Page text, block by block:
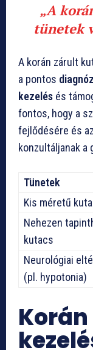
„A
tünetek
A korán zárult
a pontos
kezelés és
fontos, hogy a
fejlődésére és
konzultáljanak a
Tünetek
Kis méretű
Nehezen
kutacs
Neurológiai
(pl. hypotonia)